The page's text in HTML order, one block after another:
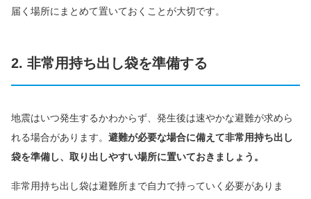
届く場所にまとめて置いておくことが大切です。
2. 非常用持ち出し袋を準備する
地震はいつ発生するかわからず、発生後は速やかな避難が求めら
れる場合があります。 避難が必要な場合に備えて非常用持ち出し
袋を準備し、取り出しやすい場所に置いておきましょう。
非常用持ち出し袋は避難所まで自力で持っていく必要がありま